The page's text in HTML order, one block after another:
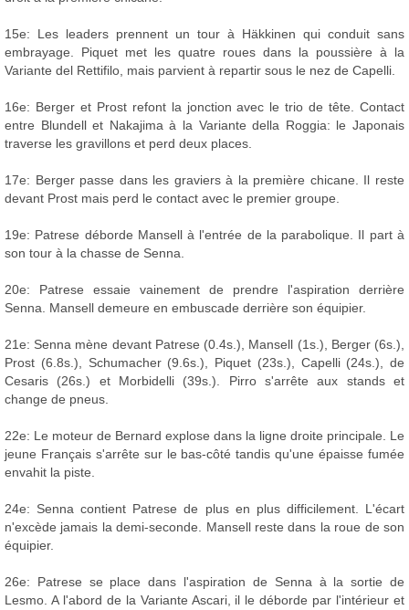
15e: Les leaders prennent un tour à Häkkinen qui conduit sans
embrayage. Piquet met les quatre roues dans la poussière à la
Variante del Rettifilo, mais parvient à repartir sous le nez de Capelli.
16e: Berger et Prost refont la jonction avec le trio de tête. Contact
entre Blundell et Nakajima à la Variante della Roggia: le Japonais
traverse les gravillons et perd deux places.
17e: Berger passe dans les graviers à la première chicane. Il reste
devant Prost mais perd le contact avec le premier groupe.
19e: Patrese déborde Mansell à l'entrée de la parabolique. Il part à
son tour à la chasse de Senna.
20e: Patrese essaie vainement de prendre l'aspiration derrière
Senna. Mansell demeure en embuscade derrière son équipier.
21e: Senna mène devant Patrese (0.4s.), Mansell (1s.), Berger (6s.),
Prost (6.8s.), Schumacher (9.6s.), Piquet (23s.), Capelli (24s.), de
Cesaris (26s.) et Morbidelli (39s.). Pirro s'arrête aux stands et
change de pneus.
22e: Le moteur de Bernard explose dans la ligne droite principale. Le
jeune Français s'arrête sur le bas-côté tandis qu'une épaisse fumée
envahit la piste.
24e: Senna contient Patrese de plus en plus difficilement. L'écart
n'excède jamais la demi-seconde. Mansell reste dans la roue de son
équipier.
26e: Patrese se place dans l'aspiration de Senna à la sortie de
Lesmo. A l'abord de la Variante Ascari, il le déborde par l'intérieur et